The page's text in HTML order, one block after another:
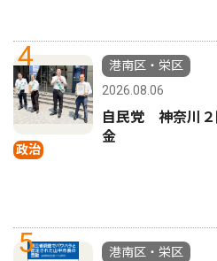
4
政治
港南区・栄区
2026.08.06
自民党 神奈川
金
5
港南区・栄区